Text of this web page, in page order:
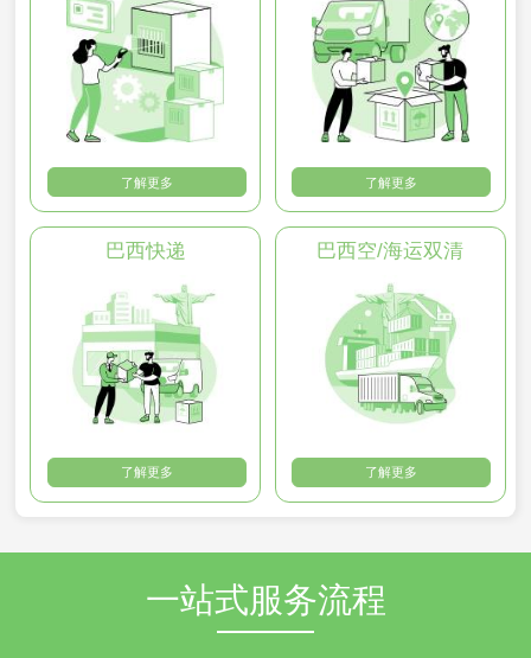
了解更多 了解更多
巴西快递
了解更多
巴西空/海运双清
了解更多
一站式服务流程